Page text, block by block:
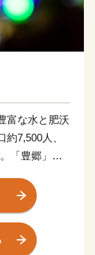
富な水と肥沃
7,500人、
「豊郷」と
人をはじめ幾
江州音頭の発
の中に歴史と